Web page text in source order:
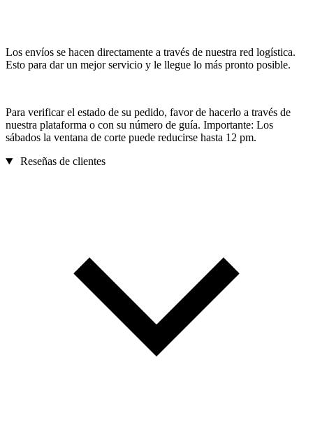
Los envíos se hacen directamente a través de nuestra red logística.
Esto para dar un mejor servicio y le llegue lo más pronto posible.
Para verificar el estado de su pedido, favor de hacerlo a través de
nuestra plataforma o con su número de guía. Importante: Los
sábados la ventana de corte puede reducirse hasta 12 pm.
Reseñas de clientes